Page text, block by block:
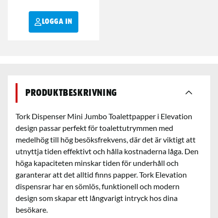
LOGGA IN
Produktbeskrivning
Tork Dispenser Mini Jumbo Toalettpapper i Elevation
design passar perfekt för toalettutrymmen med
medelhög till hög besöksfrekvens, där det är viktigt att
utnyttja tiden effektivt och hålla kostnaderna låga. Den
höga kapaciteten minskar tiden för underhåll och
garanterar att det alltid finns papper. Tork Elevation
dispensrar har en sömlös, funktionell och modern
design som skapar ett långvarigt intryck hos dina
besökare.